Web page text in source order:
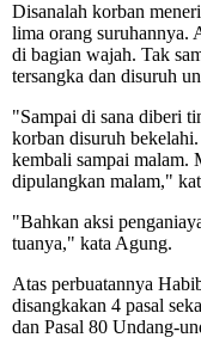
Disanalah korban
lima orang suruhannya.
di bagian wajah. Tak
tersangka dan disuruh
"Sampai di sana diberi
korban disuruh
kembali sampai malam.
dipulangkan malam,"
"Bahkan aksi
tuanya," kata Agung.
Atas perbuatannya
disangkakan 4 pasal
dan Pasal 80 Undang-